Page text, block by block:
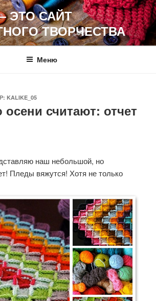
ЭТО САЙТ
ТВОРЧЕСТВА
Меню
KALIKE_05
считают: отчет
наш небольшой, но
Пледы вяжутся! Хотя не только